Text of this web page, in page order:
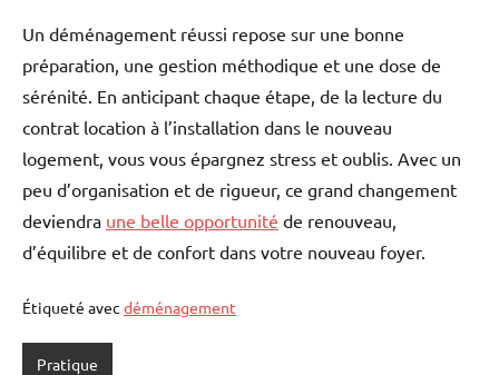
Un déménagement réussi repose sur une bonne
préparation, une gestion méthodique et une dose de
sérénité. En anticipant chaque étape, de la lecture du
contrat location à l’installation dans le nouveau
logement, vous vous épargnez stress et oublis. Avec un
peu d’organisation et de rigueur, ce grand changement
deviendra une belle opportunité de renouveau,
d’équilibre et de confort dans votre nouveau foyer.
Étiqueté avec déménagement
Pratique